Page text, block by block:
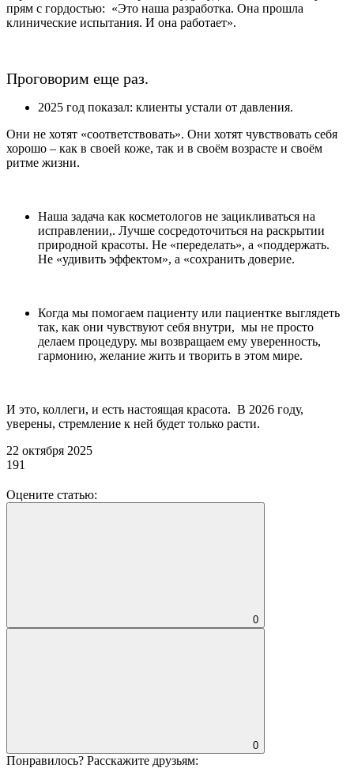
прям с гордостью: «Это наша разработка. Она прошла
клинические испытания. И она работает».
Проговорим еще раз.
2025 год показал: клиенты устали от давления.
Они не хотят «соответствовать». Они хотят чувствовать себя
хорошо – как в своей коже, так и в своём возрасте и своём
ритме жизни.
Наша задача как косметологов не зацикливаться на
исправлении,. Лучше сосредоточиться на раскрытии
природной красоты. Не «переделать», а «поддержать.
Не «удивить эффектом», а «сохранить доверие.
Когда мы помогаем пациенту или пациентке выглядеть
так, как они чувствуют себя внутри, мы не просто
делаем процедуру. мы возвращаем ему уверенность,
гармонию, желание жить и творить в этом мире.
И это, коллеги, и есть настоящая красота. В 2026 году,
уверены, стремление к ней будет только расти.
22 октября 2025
191
Оцените статью:
0
0
Понравилось? Расскажите друзьям: